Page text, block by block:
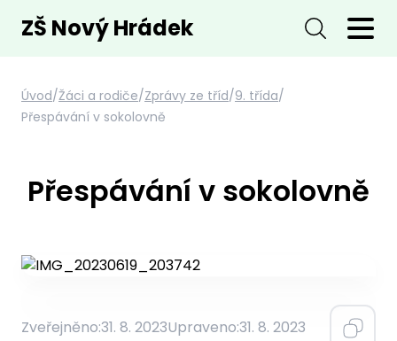
ZŠ Nový Hrádek
Úvod/Žáci a rodiče/Zprávy ze tříd/9. třída/
Přespávání v sokolovně
Přespávání v sokolovně
Zveřejněno:31. 8. 2023Upraveno:31. 8. 2023